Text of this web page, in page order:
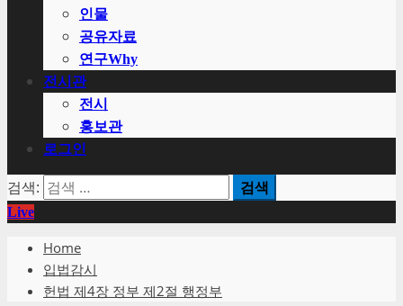
인물
공유자료
연구Why
전시관
전시
홍보관
로그인
검색:
Live
Home
입법감시
헌법 제4장 정부 제2절 행정부